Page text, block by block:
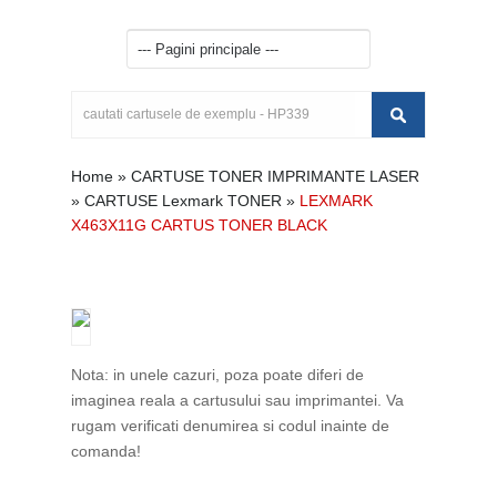
Home » CARTUSE TONER IMPRIMANTE LASER
» CARTUSE Lexmark TONER » LEXMARK
X463X11G CARTUS TONER BLACK
Nota: in unele cazuri, poza poate diferi de
imaginea reala a cartusului sau imprimantei. Va
rugam verificati denumirea si codul inainte de
comanda!